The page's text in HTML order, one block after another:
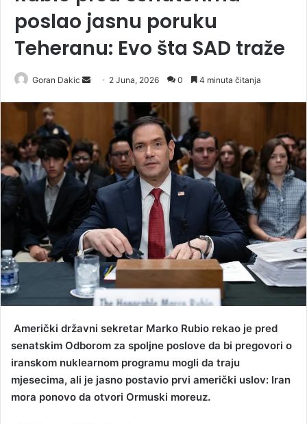
poslao jasnu poruku
Teheranu: Evo šta SAD traže
Goran Dakic
a
n
m
a
i
l
2 Juna, 2026 0 4 minuta čitanja
Američki državni sekretar Marko Rubio rekao je pred
senatskim Odborom za spoljne poslove da bi pregovori o
iranskom nuklearnom programu mogli da traju
mjesecima, ali je jasno postavio prvi američki uslov: Iran
mora ponovo da otvori Ormuski moreuz.